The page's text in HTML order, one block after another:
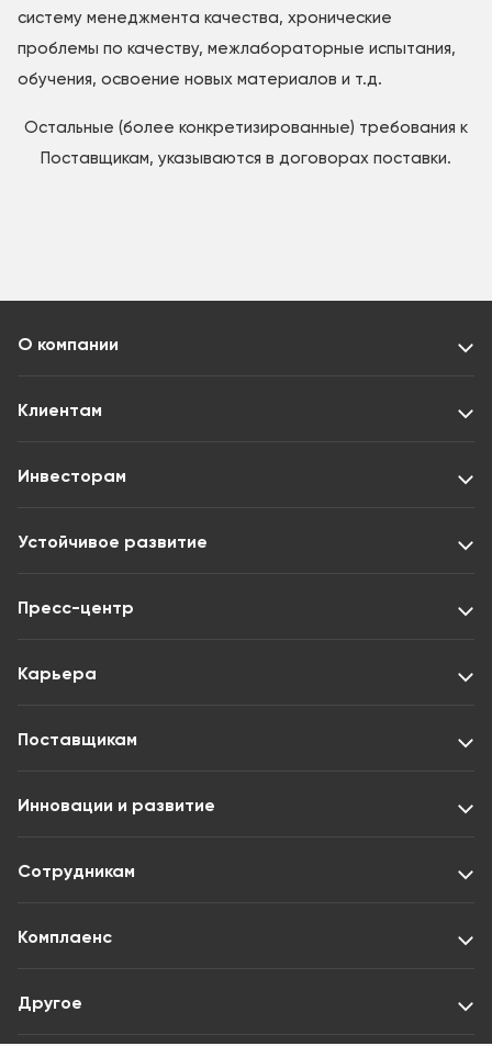
систему менеджмента качества, хронические
проблемы по качеству, межлабораторные испытания,
обучения, освоение новых материалов и т.д.
Остальные (более конкретизированные) требования к
Поставщикам, указываются в договорах поставки.
О компании
Клиентам
Инвесторам
Устойчивое развитие
Пресс-центр
Карьера
Поставщикам
Инновации и развитие
Сотрудникам
Комплаенс
Другое